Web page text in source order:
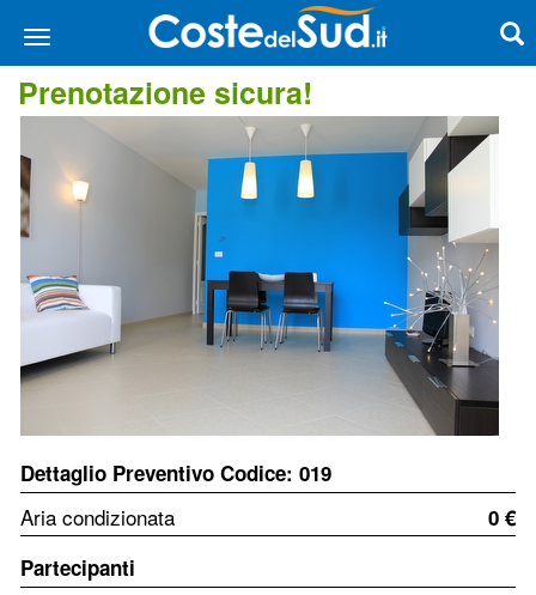
Prenotazione sicura!
Dettaglio Preventivo Codice: 019
Aria condizionata
0 €
Partecipanti